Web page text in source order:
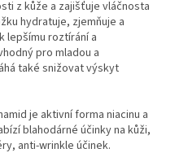
z kůže a zajišťuje vláčnosta
hydratuje, zjemňuje a
lepšímu roztírání a
pro mladou a
také snižovat výskyt
je aktivní forma niacinu a
blahodárné účinky na kůži,
anti-wrinkle účinek.